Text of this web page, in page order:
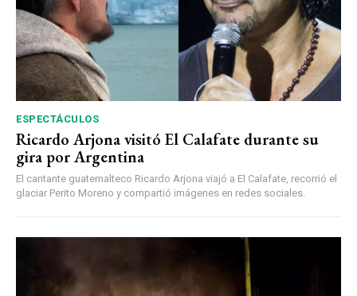
ESPECTÁCULOS
Ricardo Arjona visitó El Calafate durante su
gira por Argentina
El cantante guatemalteco Ricardo Arjona viajó a El Calafate, recorrió el
glaciar Perito Moreno y compartió imágenes en redes sociales.